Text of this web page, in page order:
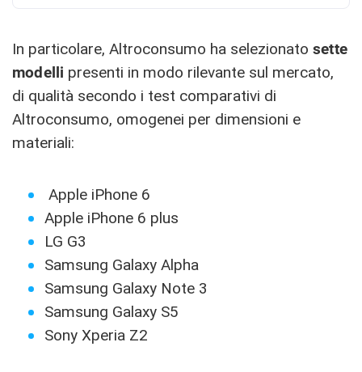
In particolare, Altroconsumo ha selezionato sette
modelli presenti in modo rilevante sul mercato,
di qualità secondo i test comparativi di
Altroconsumo, omogenei per dimensioni e
materiali:
Apple iPhone 6
Apple iPhone 6 plus
LG G3
Samsung Galaxy Alpha
Samsung Galaxy Note 3
Samsung Galaxy S5
Sony Xperia Z2